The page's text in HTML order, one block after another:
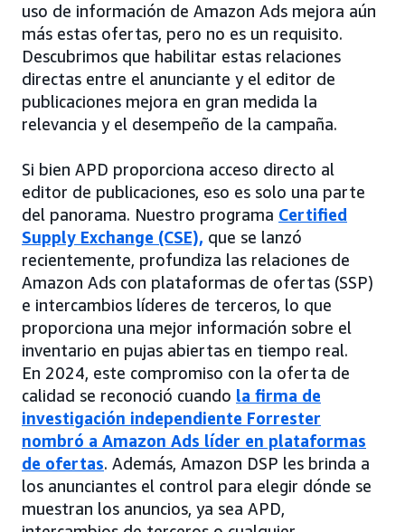
uso de información de Amazon Ads mejora aún
más estas ofertas, pero no es un requisito.
Descubrimos que habilitar estas relaciones
directas entre el anunciante y el editor de
publicaciones mejora en gran medida la
relevancia y el desempeño de la campaña.
Si bien APD proporciona acceso directo al
editor de publicaciones, eso es solo una parte
del panorama. Nuestro programa Certified
Supply Exchange (CSE), que se lanzó
recientemente, profundiza las relaciones de
Amazon Ads con plataformas de ofertas (SSP)
e intercambios líderes de terceros, lo que
proporciona una mejor información sobre el
inventario en pujas abiertas en tiempo real.
En 2024, este compromiso con la oferta de
calidad se reconoció cuando la firma de
investigación independiente Forrester
nombró a Amazon Ads líder en plataformas
de ofertas. Además, Amazon DSP les brinda a
los anunciantes el control para elegir dónde se
muestran los anuncios, ya sea APD,